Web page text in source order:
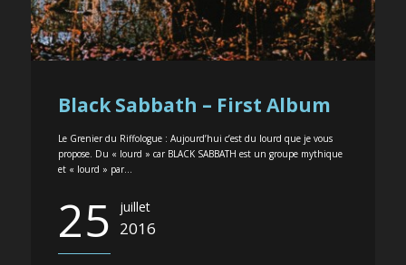
Black Sabbath – First Album
Le Grenier du Riffologue : Aujourd’hui c’est du lourd que je vous
propose. Du « lourd » car BLACK SABBATH est un groupe mythique
et « lourd » par...
25 juillet
2016